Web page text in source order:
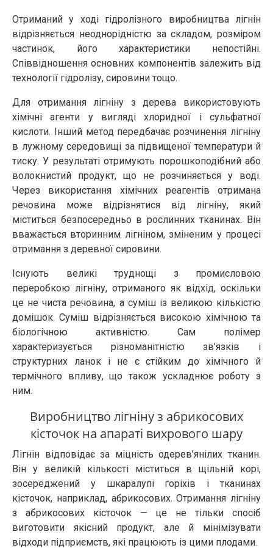
Отриманий у ході гідролізного виробництва лігнін
відрізняється неоднорідністю за складом, розміром
частинок, його характеристики непостійні.
Співвідношення основних компонентів залежить від
технології гідролізу, сировини тощо.
Для отримання лігніну з дерева використовують
хімічні агенти у вигляді хлоридної і сульфатної
кислоти. Інший метод передбачає розчинення лігніну
в лужному середовищі за підвищеної температури й
тиску. У результаті отримують порошкоподібний або
волокнистий продукт, що не розчиняється у воді.
Через використання хімічних реагентів отримана
речовина може відрізнятися від лігніну, який
міститься безпосередньо в рослинних тканинах. Він
вважається вторинним лігніном, зміненим у процесі
отримання з деревної сировини.
Існують великі труднощі з промисловою
переробкою лігніну, отриманого як відхід, оскільки
це не чиста речовина, а суміш із великою кількістю
домішок. Суміш відрізняється високою хімічною та
біологічною активністю. Сам полімер
характеризується різноманітністю зв’язків і
структурних ланок і не є стійким до хімічного й
термічного впливу, що також ускладнює роботу з
ним.
Виробництво лігніну з абрикосових
кісточок на апараті вихрового шару
Лігнін відповідає за міцність одерев’янілих тканин.
Він у великій кількості міститься в щільній корі,
зосереджений у шкаралупі горіхів і тканинах
кісточок, наприклад, абрикосових. Отримання лігніну
з абрикосових кісточок — це не тільки спосіб
виготовити якісний продукт, але й мінімізувати
відходи підприємств, які працюють із цими плодами.